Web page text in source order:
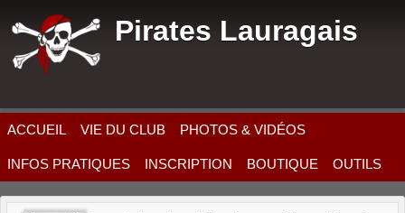
Pirates Lauragais
ACCUEIL VIE DU CLUB PHOTOS & VIDÉOS
INFOS PRATIQUES INSCRIPTION BOUTIQUE OUTILS